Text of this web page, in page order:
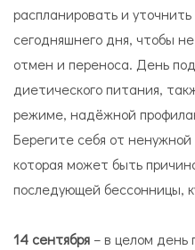
распланировать и
сегодняшнего дня, чтобы
отмен и переноса. День
диетического питания,
режиме, надёжной
Берегите себя от
которая может быть
последующей бессонницы,
14 сентября – в целом день